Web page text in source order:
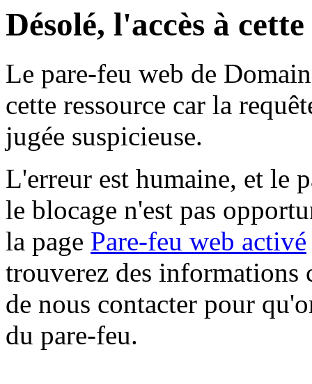
Désolé, l'accès à
Le pare-feu web de
cette ressource car la
jugée suspicieuse.
L'erreur est humaine, et le
le blocage n'est pas
la page Pare-feu web activé
trouverez des informations
de nous contacter pour
du pare-feu.